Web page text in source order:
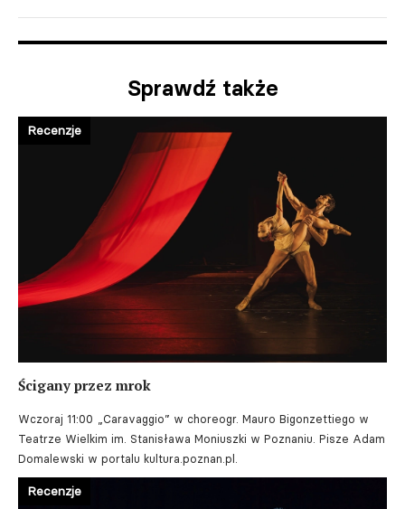
Sprawdź także
Ścigany przez mrok
Wczoraj 11:00 „Caravaggio” w choreogr. Mauro Bigonzettiego w
Teatrze Wielkim im. Stanisława Moniuszki w Poznaniu. Pisze Adam
Domalewski w portalu kultura.poznan.pl.
Recenzje
Recenzje